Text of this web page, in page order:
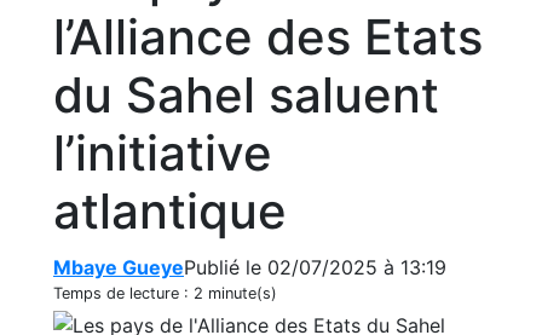
l’Alliance des Etats
du Sahel saluent
l’initiative
atlantique
Mbaye GueyePublié le 02/07/2025 à 13:19
Temps de lecture : 2 minute(s)